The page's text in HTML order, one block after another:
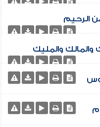
الرحيم
والمالك والمليك